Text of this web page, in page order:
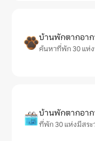
บ้านพักตากอาก
ค้นหาที่พัก 30 แห่
บ้านพักตากอา
ที่พัก 30 แห่งมีสระ